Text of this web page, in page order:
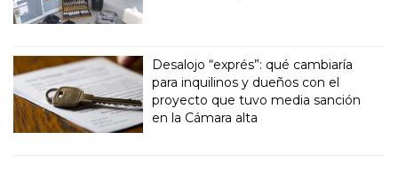
Desalojo “exprés”: qué cambiaría
para inquilinos y dueños con el
proyecto que tuvo media sanción
en la Cámara alta